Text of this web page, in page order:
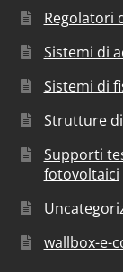
Regolatori
Sistemi di
Sistemi di
Strutture
Supporti
fotovoltaici
wallbox-e-